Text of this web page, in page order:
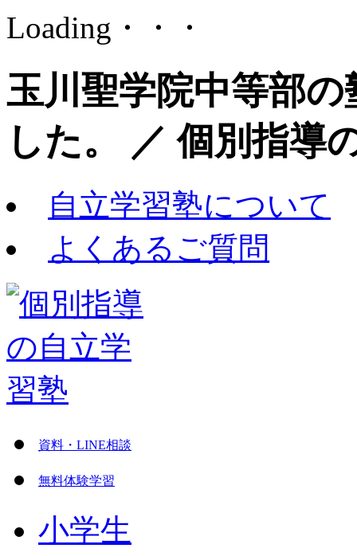
Loading・・・
玉川聖学院中等部
した。 ／ 個別指導
自立学習塾について
よくあるご質問
資料・LINE相談
無料体験学習
小学生